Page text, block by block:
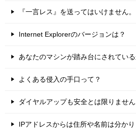
『一言レス』を送ってはいけません。
Internet Explorerのバージョンは？
あなたのマシンが踏み台にされている
よくある侵入の手口って？
ダイヤルアップも安全とは限りません
IPアドレスからは住所や名前は分かり